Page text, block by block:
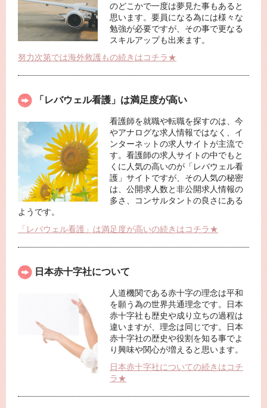
のどこかで一度は夢見た事もあると
思います。要員になる為には様々な
勉強が必要ですが、その事で更なる
スキルアップも出来ます。
努力次第では海外救護もの続きはコチラ★
「レバウェル看護」は満足度が高い
看護師を就職や転職を探すのは、今
やアナログな求人情報ではなく、イ
ンターネットの求人サイトが主流で
す。看護師の求人サイトの中でもと
くに人気の高いのが「レバウェル看
護」サイトですが、その人気の秘密
は、公開求人数と非公開求人情報の
多さ、コンサルタントの良さにある
ようです。
「レバウェル看護」は満足度が高いの続きはコチラ★
日本赤十字社について
人道機関である赤十字の理念は平和
を願う為の世界共通理念です。日本
赤十字社も歴史や成り立ちの過程は
違いますが、理念は同じです。日本
赤十字社の歴史や役割を知る事でよ
り興味や関心が増えると思います。
日本赤十字社についての続きはコチ
ラ★